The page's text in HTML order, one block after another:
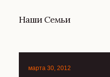
Наши Семьи
марта 30, 2012